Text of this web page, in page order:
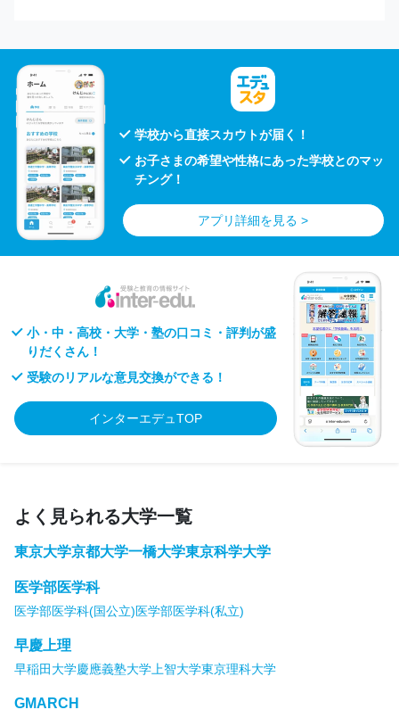
学校から直接スカウトが届く！
お子さまの希望や性格にあった学校とのマッ
チング！
アプリ詳細を見る >
小・中・高校・大学・塾の口コミ・評判が盛
りだくさん！
受験のリアルな意見交換ができる！
インターエデュTOP
よく見られる大学一覧
東京大学京都大学一橋大学東京科学大学
医学部医学科
医学部医学科(国公立)医学部医学科(私立)
早慶上理
早稲田大学慶應義塾大学 上智大学東京理科大学
GMARCH